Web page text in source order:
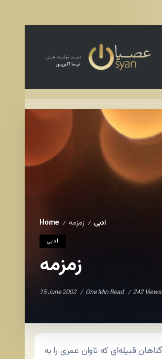
Home / ادبی / زمزمه
ادبی
زمزمه
15 June 2002 One Min Read 242 Views
قبیله‌ای که تاوان عمری را به